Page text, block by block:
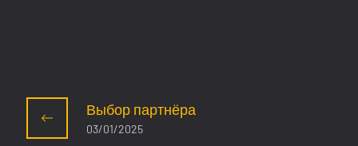
​Выбор партнёра
03/01/2025